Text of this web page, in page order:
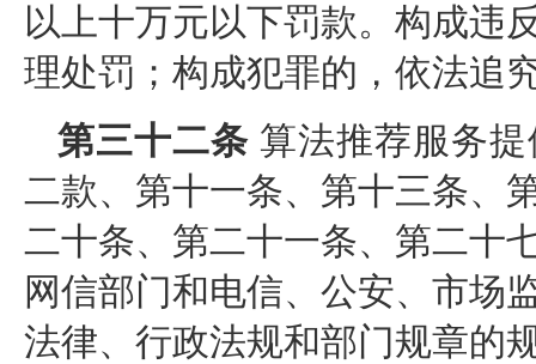
以上十万元以下罚款。构成违
理处罚；构成犯罪的，依法追
第三十二条 算法推荐服务
二款、第十一条、第十三条、
二十条、第二十一条、第二十
网信部门和电信、公安、市场
法律、行政法规和部门规章的